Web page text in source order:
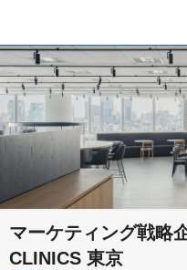
マーケティング戦略
CLINICS 東京